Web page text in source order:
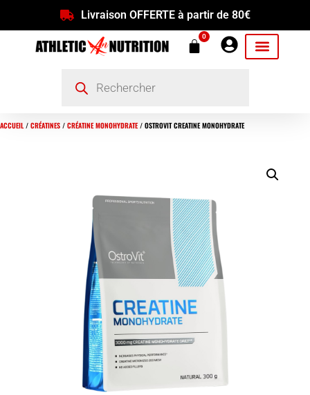
Livraison OFFERTE à partir de 80€
0
ACCUEIL/ CRÉATINES / CRÉATINE MONOHYDRATE/ OSTROVIT CREATINE MONOHYDRATE